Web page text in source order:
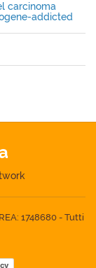
carcinoma
addicted
1748680 - Tutti